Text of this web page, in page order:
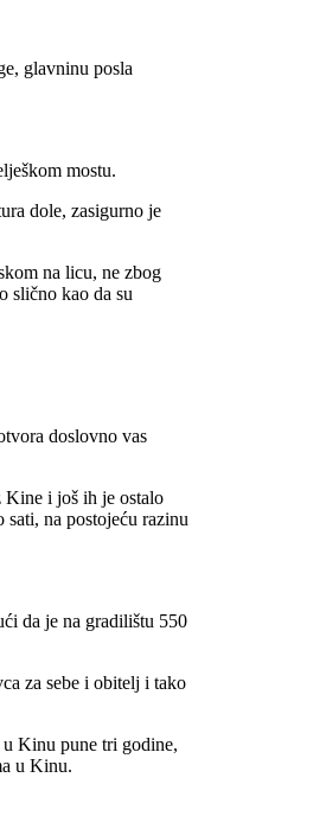
glavninu posla
mostu.
dole, zasigurno je
na licu, ne zbog
slično kao da su
doslovno vas
Kine i još ih je ostalo
na postojeću razinu
da je na gradilištu 550
za sebe i obitelj i tako
Kinu pune tri godine,
u Kinu.